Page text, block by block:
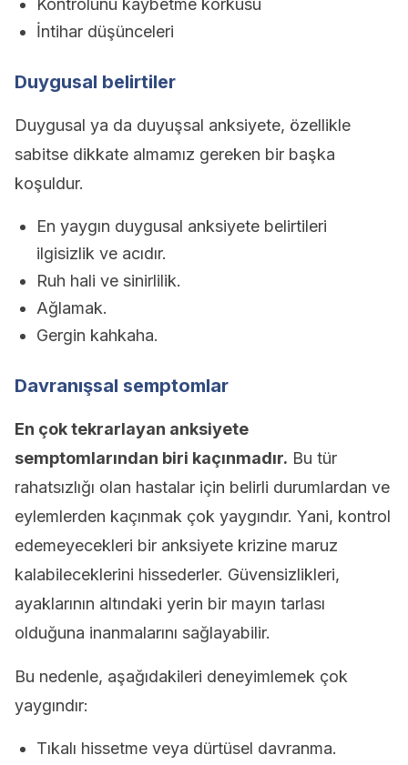
Kontrolünü kaybetme korkusu
İntihar düşünceleri
Duygusal belirtiler
Duygusal ya da duyuşsal anksiyete, özellikle
sabitse dikkate almamız gereken bir başka
koşuldur.
En yaygın duygusal anksiyete belirtileri
ilgisizlik ve acıdır.
Ruh hali ve sinirlilik.
Ağlamak.
Gergin kahkaha.
Davranışsal semptomlar
En çok tekrarlayan anksiyete
semptomlarından biri kaçınmadır. Bu tür
rahatsızlığı olan hastalar için belirli durumlardan ve
eylemlerden kaçınmak çok yaygındır. Yani, kontrol
edemeyecekleri bir anksiyete krizine maruz
kalabileceklerini hissederler. Güvensizlikleri,
ayaklarının altındaki yerin bir mayın tarlası
olduğuna inanmalarını sağlayabilir.
Bu nedenle, aşağıdakileri deneyimlemek çok
yaygındır:
Tıkalı hissetme veya dürtüsel davranma.